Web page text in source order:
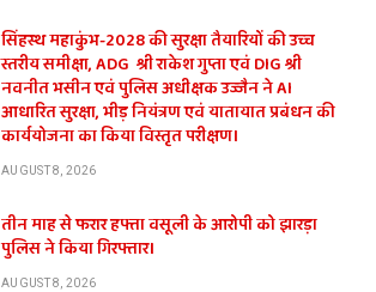
सिंहस्थ महाकुंभ-2028 की सुरक्षा तैयारियों की उच्च
स्तरीय समीक्षा, ADG श्री राकेश गुप्ता एवं DIG श्री
नवनीत भसीन एवं पुलिस अधीक्षक उज्जैन ने AI
आधारित सुरक्षा, भीड़ नियंत्रण एवं यातायात प्रबंधन की
कार्ययोजना का किया विस्तृत परीक्षण।
AUGUST 8, 2026
तीन माह से फरार हफ्ता वसूली के आरोपी को झारड़ा
पुलिस ने किया गिरफ्तार।
AUGUST 8, 2026